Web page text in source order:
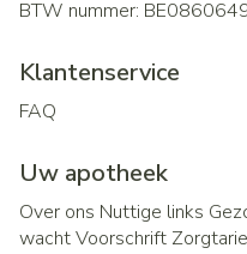
BTW nummer:
Klantenservice
FAQ
Uw apotheek
Over ons Nuttige links
wachtVoorschrift